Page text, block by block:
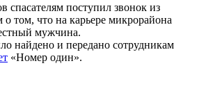
спасателям поступил звонок из
том, что на карьере микрорайона
мужчина.
найдено и передано сотрудникам
«Номер один».